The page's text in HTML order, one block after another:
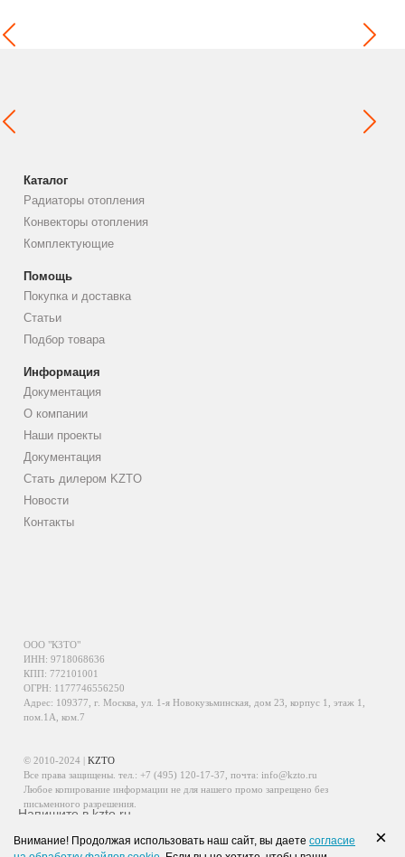
Каталог
Радиаторы отопления
Конвекторы отопления
Комплектующие
Помощь
Покупка и доставка
Статьи
Подбор товара
Информация
Документация
О компании
Наши проекты
Документация
Стать дилером KZTO
Новости
Контакты
ООО "КЗТО"
ИНН: 9718068636
КПП: 772101001
ОГРН: 1177746556250
Адрес: 109377, г. Москва, ул. 1-я Новокузьминская, дом 23, корпус 1, этаж 1,
пом.1А, ком.7
© 2010-2024 |KZTO
Все права защищены. тел.: +7 (495) 120-17-37 , почта: info@kzto.ru
Любое копирование информации не для нашего промо запрещено без
письменного разрешения.
Информация, размещенная на сайте, не является публичной офертой.
Политика обработки персональных данных
Напишите в kzto.ru
×
Внимание! Продолжая использовать наш сайт, вы даете согласие